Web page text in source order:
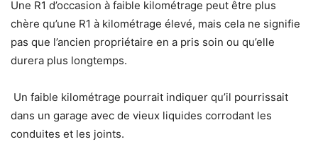
Une R1 d’occasion à faible kilométrage peut être plus
chère qu’une R1 à kilométrage élevé, mais cela ne signifie
pas que l’ancien propriétaire en a pris soin ou qu’elle
durera plus longtemps.
Un faible kilométrage pourrait indiquer qu’il pourrissait
dans un garage avec de vieux liquides corrodant les
conduites et les joints.